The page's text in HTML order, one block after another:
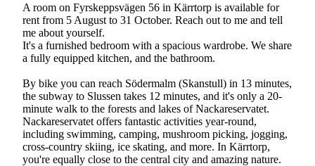
A room on Fyrskeppsvägen 56 in Kärrtorp is available for
rent from 5 August to 31 October. Reach out to me and tell
me about yourself.
It's a furnished bedroom with a spacious wardrobe. We share
a fully equipped kitchen, and the bathroom.
By bike you can reach Södermalm (Skanstull) in 13 minutes,
the subway to Slussen takes 12 minutes, and it's only a 20-
minute walk to the forests and lakes of Nackareservatet.
Nackareservatet offers fantastic activities year-round,
including swimming, camping, mushroom picking, jogging,
cross-country skiing, ice skating, and more. In Kärrtorp,
you're equally close to the central city and amazing nature.